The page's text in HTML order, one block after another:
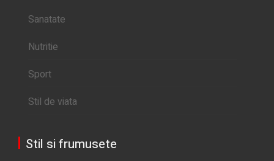
Sanatate
Nutritie
Sport
Stil de viata
Stil si frumusete